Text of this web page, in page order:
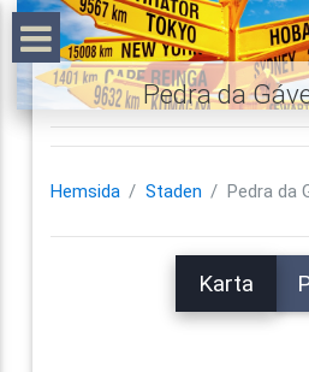
Pedra da
Hemsida Staden Pedra da
Karta